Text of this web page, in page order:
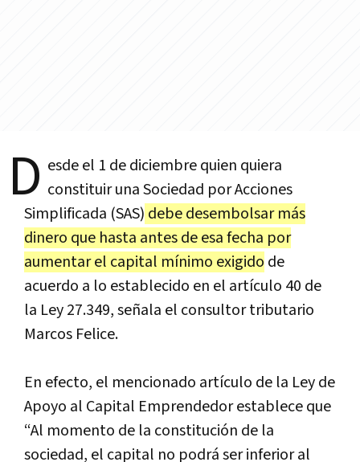
D esde el 1 de diciembre quien quiera
constituir una Sociedad por Acciones
Simplificada (SAS) debe desembolsar más
dinero que hasta antes de esa fecha por
aumentar el capital mínimo exigido de
acuerdo a lo establecido en el artículo 40 de
la Ley 27.349, señala el consultor tributario
Marcos Felice.
En efecto, el mencionado artículo de la Ley de
Apoyo al Capital Emprendedor establece que
“Al momento de la constitución de la
sociedad, el capital no podrá ser inferior al